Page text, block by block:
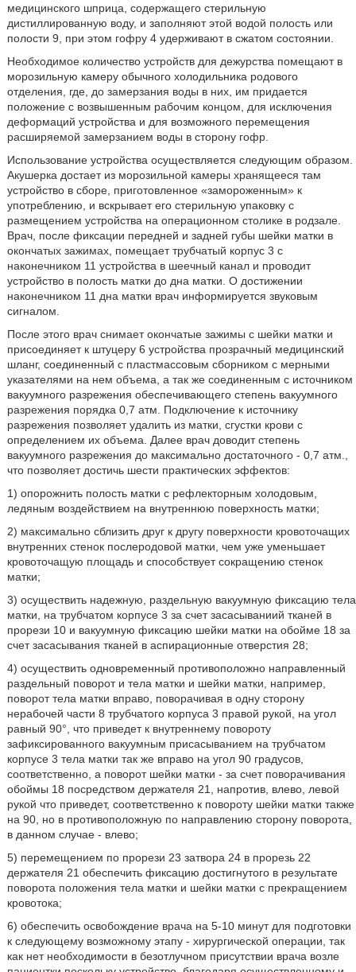
медицинского шприца, содержащего стерильную
дистиллированную воду, и заполняют этой водой полость или
полости 9, при этом гофру 4 удерживают в сжатом состоянии.
Необходимое количество устройств для дежурства помещают в
морозильную камеру обычного холодильника родового
отделения, где, до замерзания воды в них, им придается
положение с возвышенным рабочим концом, для исключения
деформаций устройства и для возможного перемещения
расширяемой замерзанием воды в сторону гофр.
Использование устройства осуществляется следующим образом.
Акушерка достает из морозильной камеры хранящееся там
устройство в сборе, приготовленное «замороженным» к
употреблению, и вскрывает его стерильную упаковку с
размещением устройства на операционном столике в родзале.
Врач, после фиксации передней и задней губы шейки матки в
окончатых зажимах, помещает трубчатый корпус 3 с
наконечником 11 устройства в шеечный канал и проводит
устройство в полость матки до дна матки. О достижении
наконечником 11 дна матки врач информируется звуковым
сигналом.
После этого врач снимает окончатые зажимы с шейки матки и
присоединяет к штуцеру 6 устройства прозрачный медицинский
шланг, соединенный с пластмассовым сборником с мерными
указателями на нем объема, а так же соединенным с источником
вакуумного разрежения обеспечивающего степень вакуумного
разрежения порядка 0,7 атм. Подключение к источнику
разрежения позволяет удалить из матки, сгустки крови с
определением их объема. Далее врач доводит степень
вакуумного разрежения до максимально достаточного - 0,7 атм.,
что позволяет достичь шести практических эффектов:
1) опорожнить полость матки с рефлекторным холодовым,
ледяным воздействием на внутреннюю поверхность матки;
2) максимально сблизить друг к другу поверхности кровоточащих
внутренних стенок послеродовой матки, чем уже уменьшает
кровоточащую площадь и способствует сокращению стенок
матки;
3) осуществить надежную, раздельную вакуумную фиксацию тела
матки, на трубчатом корпусе 3 за счет засасываниий тканей в
прорези 10 и вакуумную фиксацию шейки матки на обойме 18 за
счет засасывания тканей в аспирационные отверстия 28;
4) осуществить одновременный противоположно направленный
раздельный поворот и тела матки и шейки матки, например,
поворот тела матки вправо, поворачивая в одну сторону
нерабочей части 8 трубчатого корпуса 3 правой рукой, на угол
равный 90°, что приведет к внутреннему повороту
зафиксированного вакуумным присасыванием на трубчатом
корпусе 3 тела матки так же вправо на угол 90 градусов,
соответственно, а поворот шейки матки - за счет поворачивания
обоймы 18 посредством держателя 21, напротив, влево, левой
рукой что приведет, соответственно к повороту шейки матки также
на 90, но в противоположную по направлению сторону поворота,
в данном случае - влево;
5) перемещением по прорези 23 затвора 24 в прорезь 22
держателя 21 обеспечить фиксацию достигнутого в результате
поворота положения тела матки и шейки матки с прекращением
кровотока;
6) обеспечить освобождение врача на 5-10 минут для подготовки
к следующему возможному этапу - хирургической операции, так
как нет необходимости в безотлучном присутствии врача возле